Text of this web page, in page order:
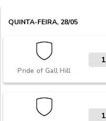
QUINTA-FEIRA, 28/05
Pride of Gall Hill
1
1